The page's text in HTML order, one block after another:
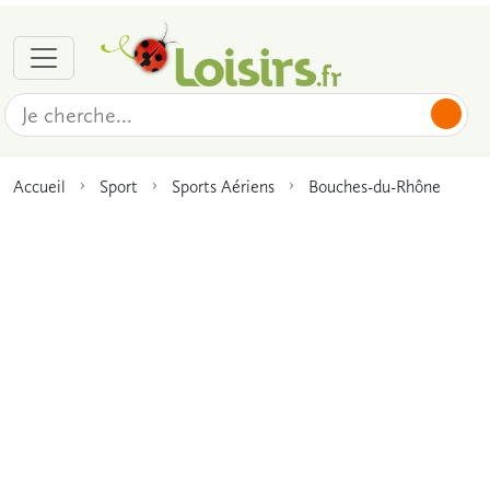
Accueil Sport Sports Aériens Bouches-du-Rhône